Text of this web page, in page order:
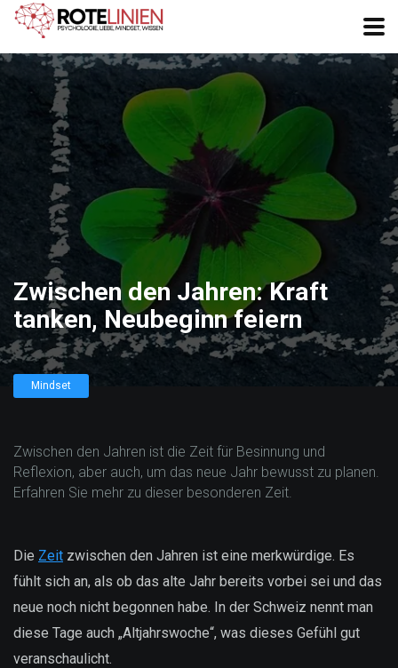
Zwischen den Jahren: Kraft
tanken, Neubeginn feiern
Mindset
Zwischen den Jahren ist die Zeit für Besinnung und
Reflexion, aber auch, um das neue Jahr bewusst zu planen.
Erfahren Sie mehr zu dieser besonderen Zeit.
Die Zeit zwischen den Jahren ist eine merkwürdige. Es
fühlt sich an, als ob das alte Jahr bereits vorbei sei und das
neue noch nicht begonnen habe. In der Schweiz nennt man
diese Tage auch „Altjahrswoche“, was dieses Gefühl gut
veranschaulicht.